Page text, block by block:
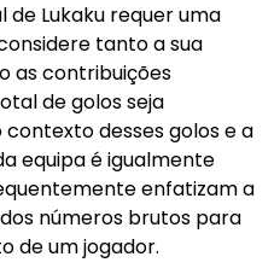
Lukaku requer uma
tanto a sua
as contribuições
de golos seja
desses golos e a
equipa é igualmente
enfatizam a
números brutos para
de um jogador.